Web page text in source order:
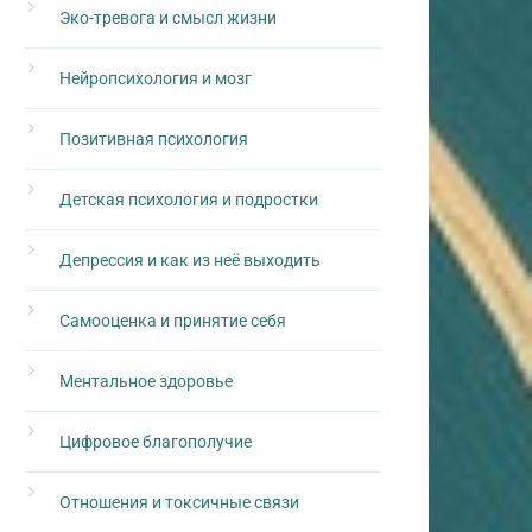
Эко-тревога и смысл жизни
Нейропсихология и мозг
Позитивная психология
Детская психология и подростки
Депрессия и как из неё выходить
Самооценка и принятие себя
Ментальное здоровье
Цифровое благополучие
Отношения и токсичные связи